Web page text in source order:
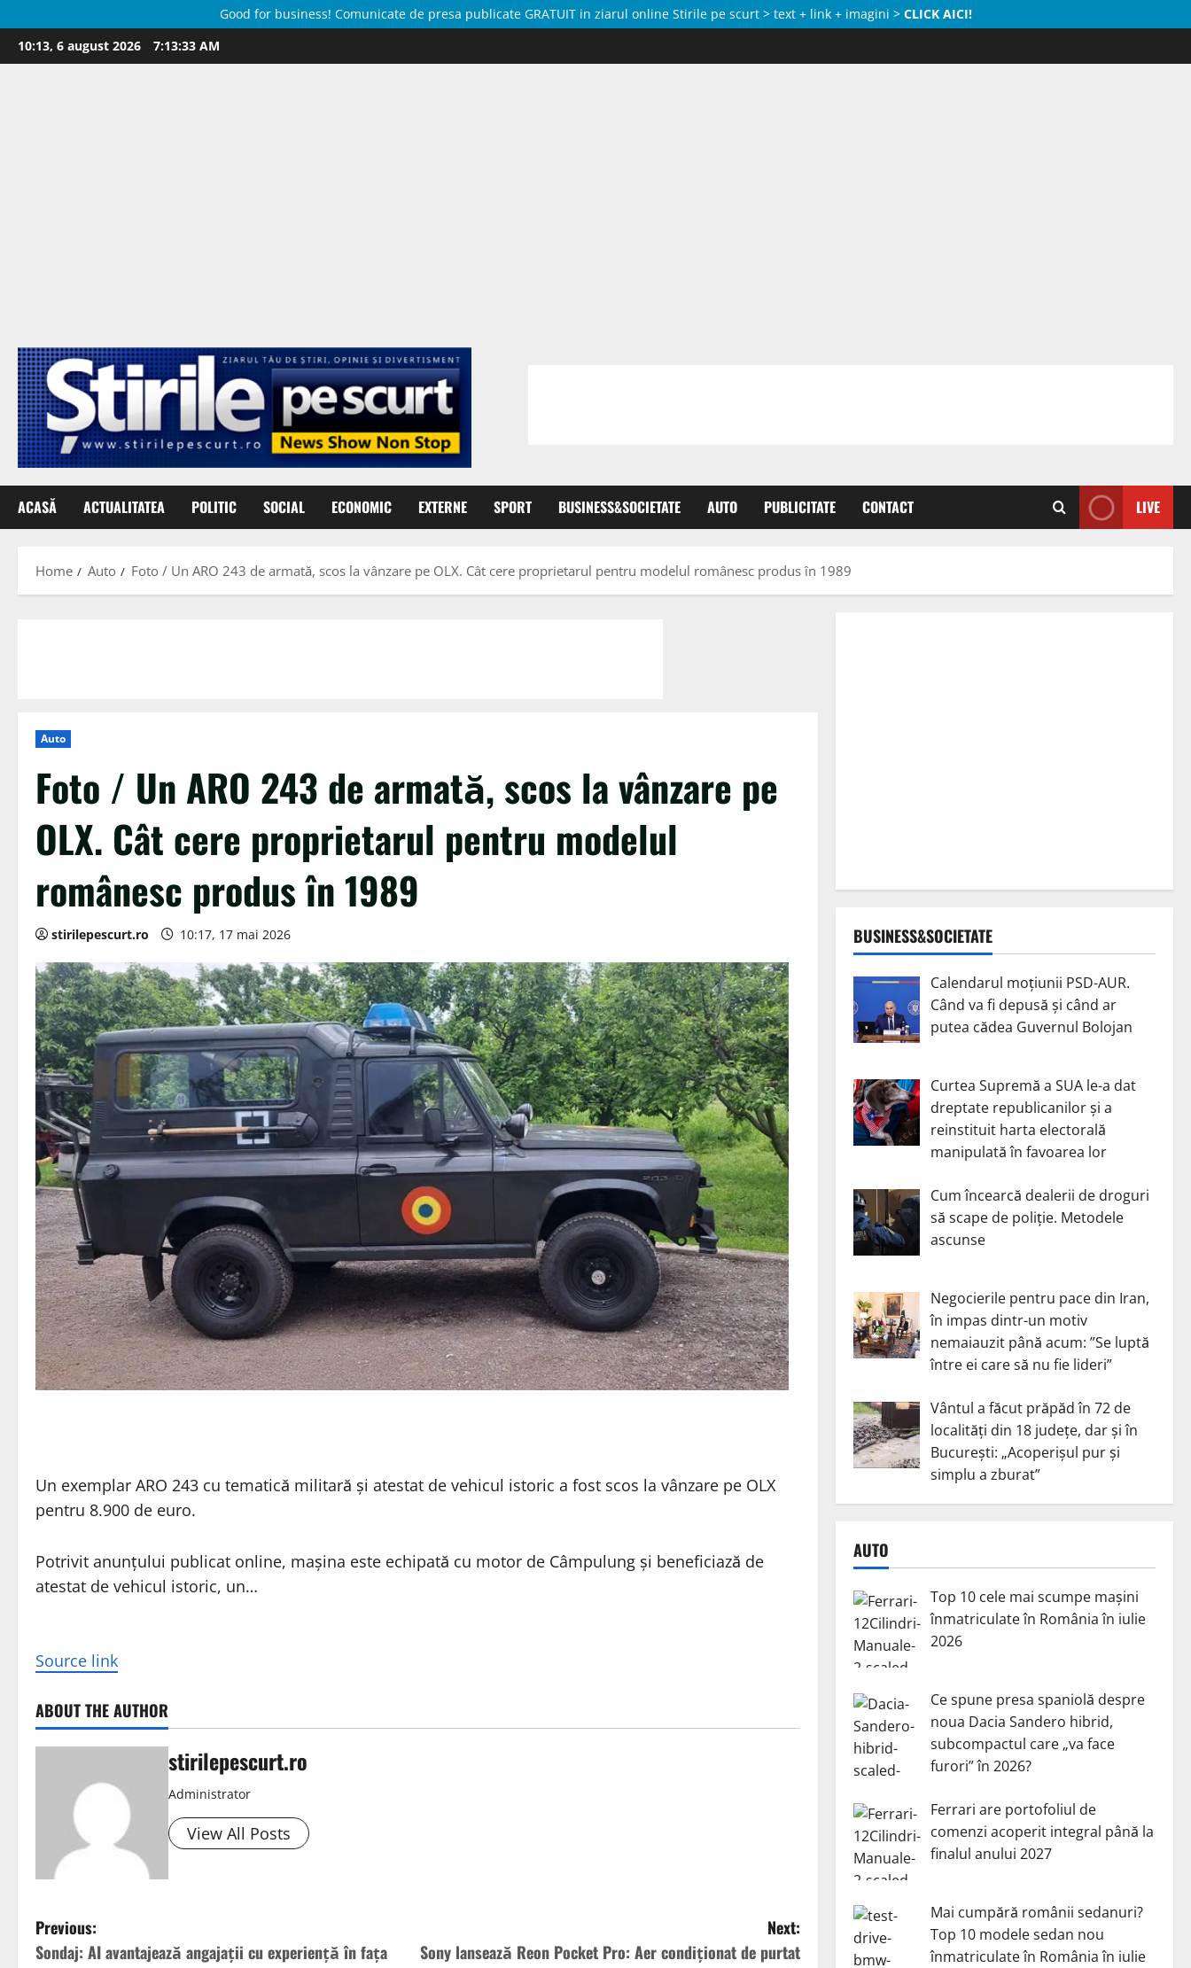
Good for business! Comunicate de presa publicate GRATUIT in ziarul online Stirile pe scurt > text + link + imagini > CLICK AICI!
Skip
to
10:13, 6 august 2026 7:13:34 AM
ACASĂ ACTUALITATEA POLITIC SOCIAL ECONOMIC EXTERNE SPORT BUSINESS&SOCIETATE AUTO PUBLICITATE CONTACT LIVE
Home Auto Foto / Un ARO 243 de armată, scos la vânzare pe OLX. Cât cere proprietarul pentru modelul românesc produs în 1989
Auto
Foto / Un ARO 243 de armată, scos la vânzare pe
OLX. Cât cere proprietarul pentru modelul
românesc produs în 1989
stirilepescurt.ro 10:17, 17 mai 2026
Un exemplar ARO 243 cu tematică militară și atestat de vehicul istoric a fost scos la vânzare pe OLX
pentru 8.900 de euro.
Potrivit anunțului publicat online, mașina este echipată cu motor de Câmpulung și beneficiază de
atestat de vehicul istoric, un…
Source link
ABOUT THE AUTHOR
stirilepescurt.ro
Administrator
View All Posts
P
Previous:
Sondaj: AI avantajează angajații cu experiență în fața
Next:
Sony lansează Reon Pocket Pro: Aer condiționat de purtat
BUSINESS&SOCIETATE
Calendarul moțiunii PSD-AUR.
Când va fi depusă și când ar
putea cădea Guvernul Bolojan
Curtea Supremă a SUA le-a dat
dreptate republicanilor și a
reinstituit harta electorală
manipulată în favoarea lor
Cum încearcă dealerii de droguri
să scape de poliție. Metodele
ascunse
Negocierile pentru pace din Iran,
în impas dintr-un motiv
nemaiauzit până acum: ”Se luptă
între ei care să nu fie lideri”
Vântul a făcut prăpăd în 72 de
localități din 18 județe, dar și în
București: „Acoperișul pur și
simplu a zburat”
AUTO
Top 10 cele mai scumpe mașini
înmatriculate în România în iulie
2026
Ce spune presa spaniolă despre
noua Dacia Sandero hibrid,
subcompactul care „va face
furori” în 2026?
Ferrari are portofoliul de
comenzi acoperit integral până la
finalul anului 2027
Mai cumpără românii sedanuri?
Top 10 modele sedan nou
înmatriculate în România în iulie